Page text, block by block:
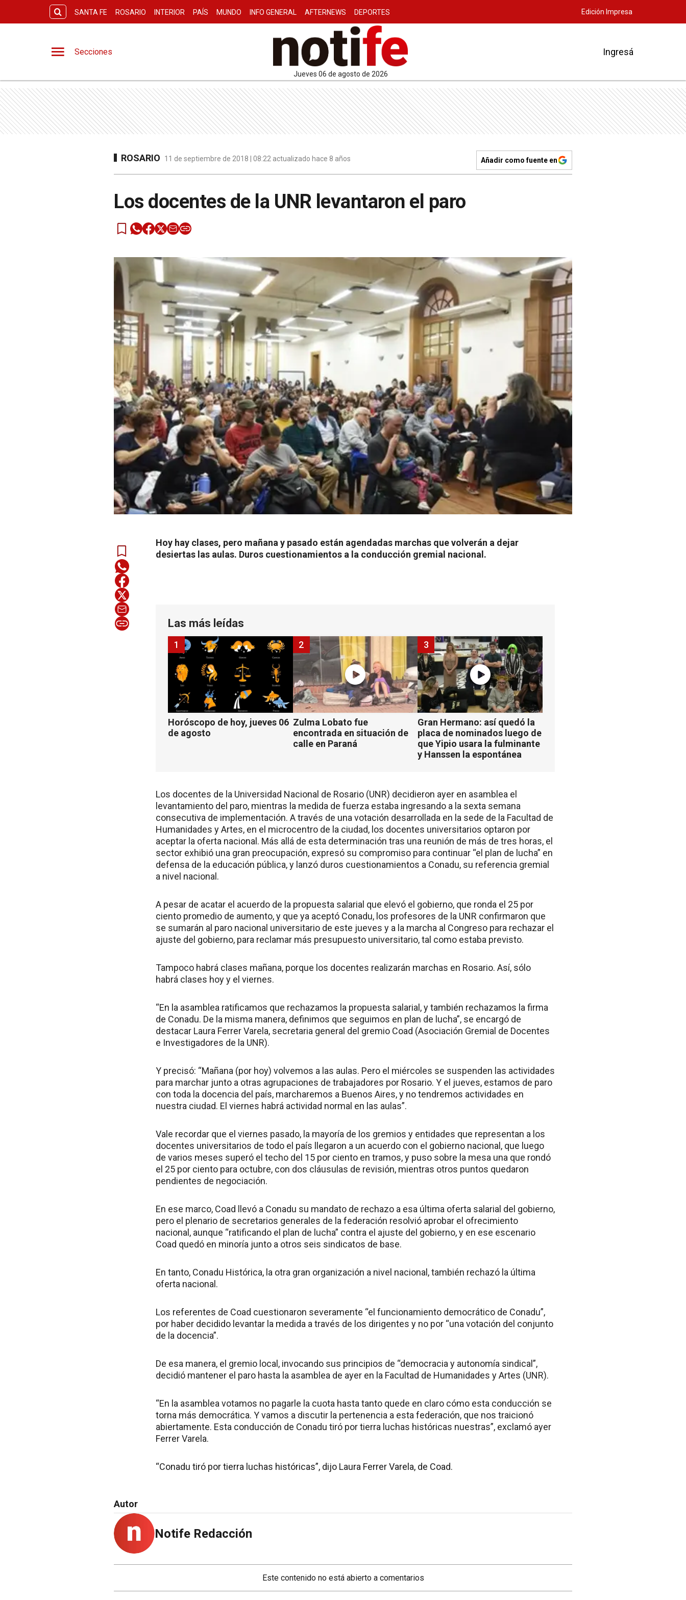
SANTA FE ROSARIO INTERIOR PAÍS MUNDO INFO GENERAL AFTERNEWS DEPORTES Edición Impresa
Secciones
jueves 06 de agosto de 2026
Ingresá
ROSARIO 11 de septiembre de 2018 | 08:22 actualizado hace 8 años Añadir como fuente en
Los docentes de la UNR levantaron el paro
Hoy hay clases, pero mañana y pasado están agendadas marchas que volverán a dejar
desiertas las aulas. Duros cuestionamientos a la conducción gremial nacional.
Las más leídas
Horóscopo de hoy, jueves 06
de agosto
1
Zulma Lobato fue
encontrada en situación de
calle en Paraná
2
Gran Hermano: así quedó la
placa de nominados luego de
que Yipio usara la fulminante
y Hanssen la espontánea
3
Los docentes de la Universidad Nacional de Rosario (UNR) decidieron ayer en asamblea el
levantamiento del paro, mientras la medida de fuerza estaba ingresando a la sexta semana
consecutiva de implementación. A través de una votación desarrollada en la sede de la Facultad de
Humanidades y Artes, en el microcentro de la ciudad, los docentes universitarios optaron por
aceptar la oferta nacional. Más allá de esta determinación tras una reunión de más de tres horas, el
sector exhibió una gran preocupación, expresó su compromiso para continuar “el plan de lucha” en
defensa de la educación pública, y lanzó duros cuestionamientos a Conadu, su referencia gremial
a nivel nacional.
A pesar de acatar el acuerdo de la propuesta salarial que elevó el gobierno, que ronda el 25 por
ciento promedio de aumento, y que ya aceptó Conadu, los profesores de la UNR confirmaron que
se sumarán al paro nacional universitario de este jueves y a la marcha al Congreso para rechazar el
ajuste del gobierno, para reclamar más presupuesto universitario, tal como estaba previsto.
Tampoco habrá clases mañana, porque los docentes realizarán marchas en Rosario. Así, sólo
habrá clases hoy y el viernes.
“En la asamblea ratificamos que rechazamos la propuesta salarial, y también rechazamos la firma
de Conadu. De la misma manera, definimos que seguimos en plan de lucha”, se encargó de
destacar Laura Ferrer Varela, secretaria general del gremio Coad (Asociación Gremial de Docentes
e Investigadores de la UNR).
Y precisó: “Mañana (por hoy) volvemos a las aulas. Pero el miércoles se suspenden las actividades
para marchar junto a otras agrupaciones de trabajadores por Rosario. Y el jueves, estamos de paro
con toda la docencia del país, marcharemos a Buenos Aires, y no tendremos actividades en
nuestra ciudad. El viernes habrá actividad normal en las aulas”.
Vale recordar que el viernes pasado, la mayoría de los gremios y entidades que representan a los
docentes universitarios de todo el país llegaron a un acuerdo con el gobierno nacional, que luego
de varios meses superó el techo del 15 por ciento en tramos, y puso sobre la mesa una que rondó
el 25 por ciento para octubre, con dos cláusulas de revisión, mientras otros puntos quedaron
pendientes de negociación.
En ese marco, Coad llevó a Conadu su mandato de rechazo a esa última oferta salarial del gobierno,
pero el plenario de secretarios generales de la federación resolvió aprobar el ofrecimiento
nacional, aunque “ratificando el plan de lucha” contra el ajuste del gobierno, y en ese escenario
Coad quedó en minoría junto a otros seis sindicatos de base.
En tanto, Conadu Histórica, la otra gran organización a nivel nacional, también rechazó la última
oferta nacional.
Los referentes de Coad cuestionaron severamente “el funcionamiento democrático de Conadu”,
por haber decidido levantar la medida a través de los dirigentes y no por “una votación del conjunto
de la docencia”.
De esa manera, el gremio local, invocando sus principios de “democracia y autonomía sindical”,
decidió mantener el paro hasta la asamblea de ayer en la Facultad de Humanidades y Artes (UNR).
“En la asamblea votamos no pagarle la cuota hasta tanto quede en claro cómo esta conducción se
torna más democrática. Y vamos a discutir la pertenencia a esta federación, que nos traicionó
abiertamente. Esta conducción de Conadu tiró por tierra luchas históricas nuestras”, exclamó ayer
Ferrer Varela.
“Conadu tiró por tierra luchas históricas”, dijo Laura Ferrer Varela, de Coad.
Autor
Notife Redacción
Este contenido no está abierto a comentarios